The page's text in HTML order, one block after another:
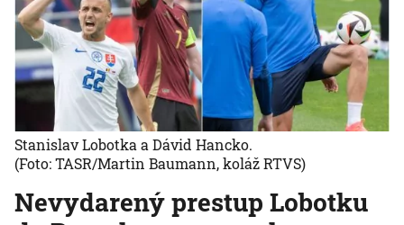
Nevydarený prestup Lobotku
Stanislav Lobotka a Dávid Hancko.
(Foto: TASR/Martin Baumann, koláž RTVS)